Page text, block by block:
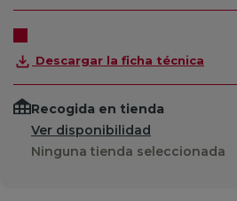
Descargar la ficha técnica
Recogida en tienda
Ver disponibilidad
Ninguna tienda seleccionada